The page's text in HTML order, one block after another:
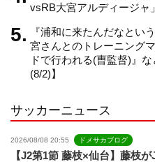
vsRB大宮アルディージャ」
『浦和に来たんだなとい
宮さんとのトレーニング
ドで行われる(曺監督)』
(8/2)】
サッカーニュース
2026/08/08 20:55 ドメサカブログ
【J2第1節 藤枝×仙台】藤枝